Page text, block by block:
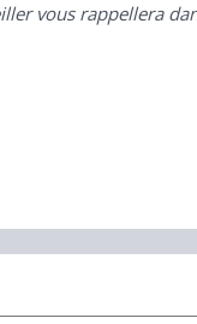
vous rappellera